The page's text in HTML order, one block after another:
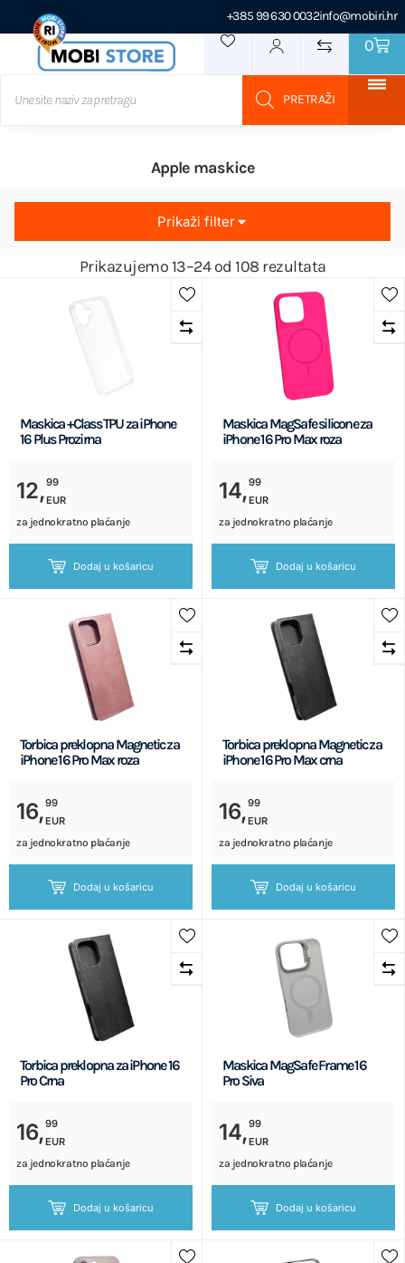
+385 99 630 0032info@mobiri.hr
0
Apple maskice
Prikaži filter
Prikazujemo 13–24 od 108 rezultata
Maskica +Class TPU za iPhone
16 Plus Prozirna
12,99
EUR
za jednokratno plaćanje
Dodaj u košaricu
Maskica MagSafe silicone za
iPhone 16 Pro Max roza
14,99
EUR
za jednokratno plaćanje
Dodaj u košaricu
Torbica preklopna Magnetic za
iPhone 16 Pro Max roza
16,99
EUR
za jednokratno plaćanje
Dodaj u košaricu
Torbica preklopna Magnetic za
iPhone 16 Pro Max crna
16,99
EUR
za jednokratno plaćanje
Dodaj u košaricu
Torbica preklopna za iPhone 16
Pro Crna
16,99
EUR
za jednokratno plaćanje
Dodaj u košaricu
Maskica MagSafe Frame 16
Pro Siva
14,99
EUR
za jednokratno plaćanje
Dodaj u košaricu